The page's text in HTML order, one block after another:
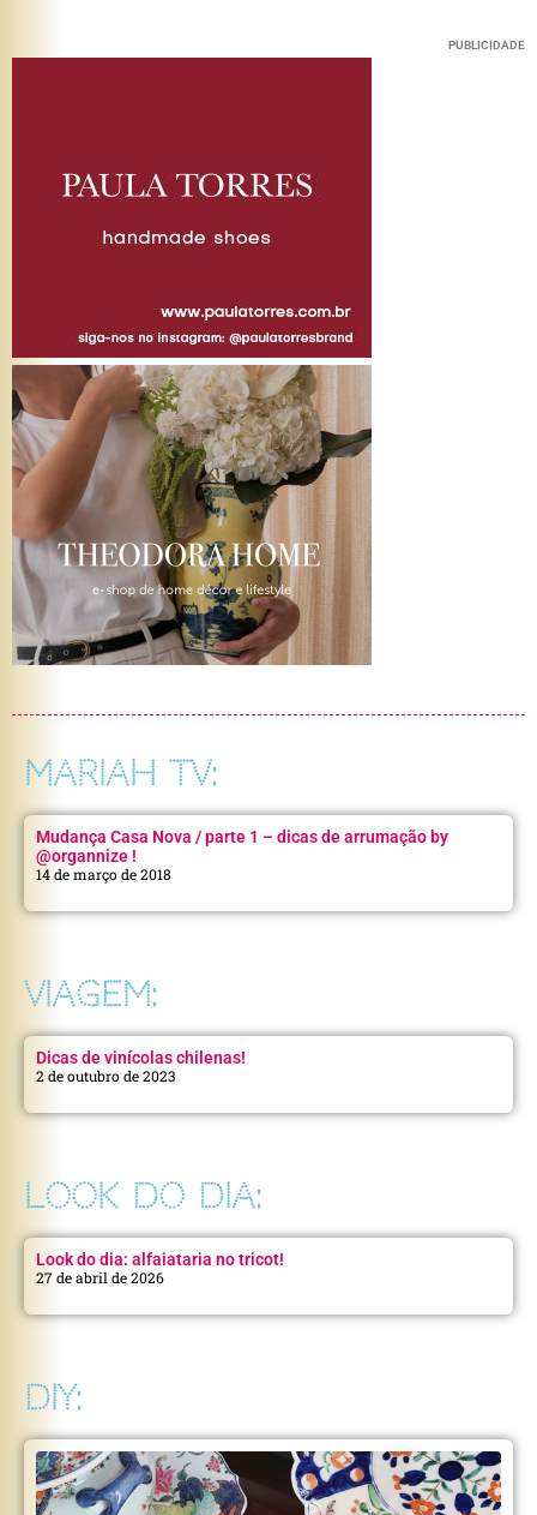
PUBLICIDADE
MARIAH TV:
Mudança Casa Nova / parte 1 – dicas de arrumação by
@organnize !
14 de março de 2018
VIAGEM:
Dicas de vinícolas chilenas!
2 de outubro de 2023
LOOK DO DIA:
Look do dia: alfaiataria no tricot!
27 de abril de 2026
DIY: